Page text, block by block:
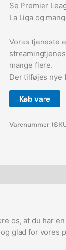
Se Premier
La Liga og
Vores tjeneste
mange flere.
Der tilføjes nye
Køb vare
Varenummer
os, at du har
glad for vores